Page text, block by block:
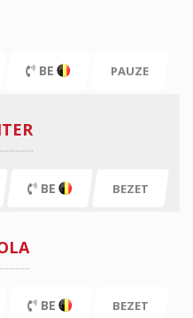
BE PAUZE
BE BEZET
BE BEZET